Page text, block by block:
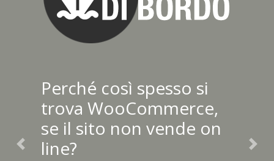
Perché così spesso si
trova WooCommerce,
se il sito non vende on
line?
Previous